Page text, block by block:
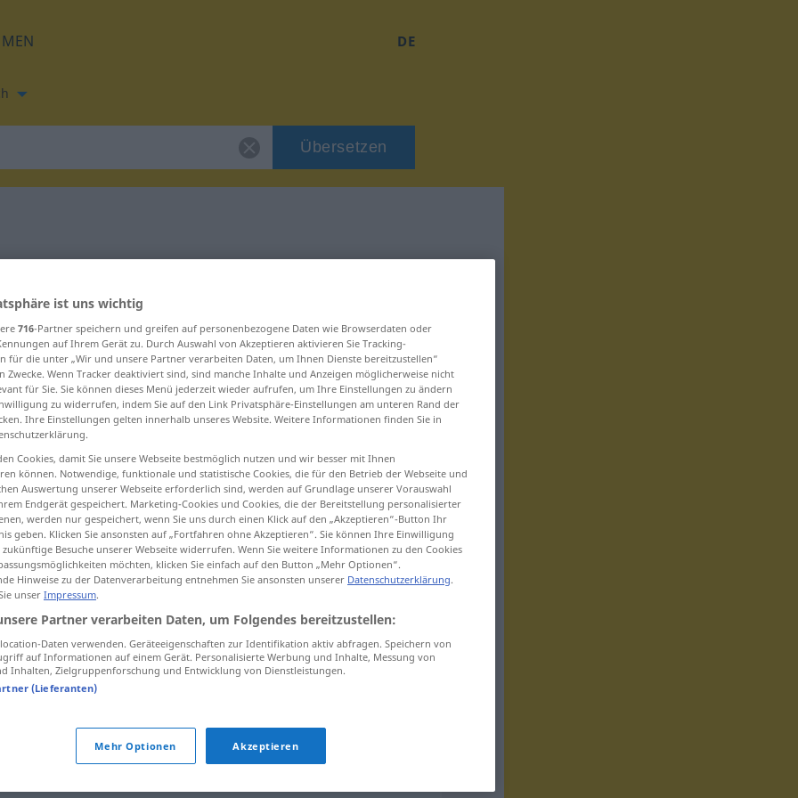
DE
Übersetzen
für "tückisch"
heimtückisch,hundsgemein (ugs.),charakterlos,
ist uns wichtig
716-Partner speichern und greifen auf personenbezogene Daten wie Browserdaten oder
auf Ihrem Gerät zu. Durch Auswahl von Akzeptieren aktivieren Sie Tracking-
für die unter „Wir und unsere Partner verarbeiten Daten, um Ihnen Dienste bereitzustellen“
Zwecke. Wenn Tracker deaktiviert sind, sind manche Inhalte und Anzeigen möglicherweise nicht
für Sie. Sie können dieses Menü jederzeit wieder aufrufen, um Ihre Einstellungen zu ändern
zu widerrufen, indem Sie auf den Link Privatsphäre-Einstellungen am unteren Rand der
Ihre Einstellungen gelten innerhalb unseres Website. Weitere Informationen finden Sie in
Cookies, damit Sie unsere Webseite bestmöglich nutzen und wir besser mit Ihnen
können. Notwendige, funktionale und statistische Cookies, die für den Betrieb der Webseite und
Auswertung unserer Webseite erforderlich sind, werden auf Grundlage unserer Vorauswahl
Endgerät gespeichert. Marketing-Cookies und Cookies, die der Bereitstellung personalisierter
werden nur gespeichert, wenn Sie uns durch einen Klick auf den „Akzeptieren“-Button Ihr
geben. Klicken Sie ansonsten auf „Fortfahren ohne Akzeptieren“. Sie können Ihre Einwilligung
Besuche unserer Webseite widerrufen. Wenn Sie weitere Informationen zu den Cookies
möchten, klicken Sie einfach auf den Button „Mehr Optionen“.
Hinweise zu der Datenverarbeitung entnehmen Sie ansonsten unserer Datenschutzerklärung.
unser Impressum.
Partner verarbeiten Daten, um Folgendes bereitzustellen:
Daten verwenden. Geräteeigenschaften zur Identifikation aktiv abfragen. Speichern von
auf Informationen auf einem Gerät. Personalisierte Werbung und Inhalte, Messung von
Inhalten, Zielgruppenforschung und Entwicklung von Dienstleistungen.
(Lieferanten)
Mehr Optionen Akzeptieren